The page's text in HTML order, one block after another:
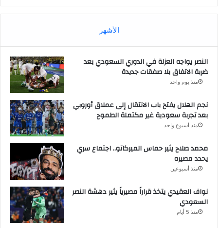
الأشهر
النصر يواجه العزلة في الدوري السعودي بعد
ضربة الاتفاق بلا صفقات جديدة
منذ يوم واحد
نجم الهلال يفتح باب الانتقال إلى عملاق أوروبي
بعد تجربة سعودية غير مكتملة الطموح
منذ أسبوع واحد
محمد صلاح يثير حماس الميركاتو.. اجتماع سري
يحدد مصيره
منذ أسبوعين
نواف العقيدي يتخذ قراراً مصيرياً يثير دهشة النصر
السعودي
منذ 5 أيام